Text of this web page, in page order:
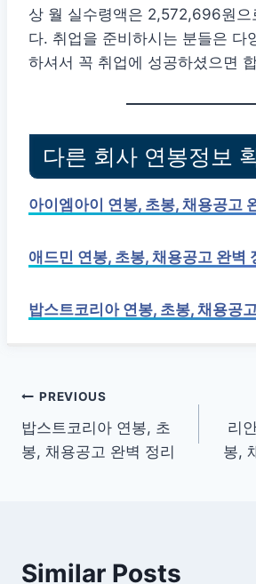
상 월 실수령액은 2,572,696원으
다. 취업을 준비하시는 분들은 다
하셔서 꼭 취업에 성공하셨으면
다른 회사 연봉정보
아이엠아이 연봉, 초봉, 채용공고
애드민 연봉, 초봉, 채용공고 완벽
밥스트코리아 연봉, 초봉, 채용공
글
탐
PREVIOUS
밥스트코리아 연봉, 초
봉, 채용공고 완벽 정리
리
봉,
Similar Posts